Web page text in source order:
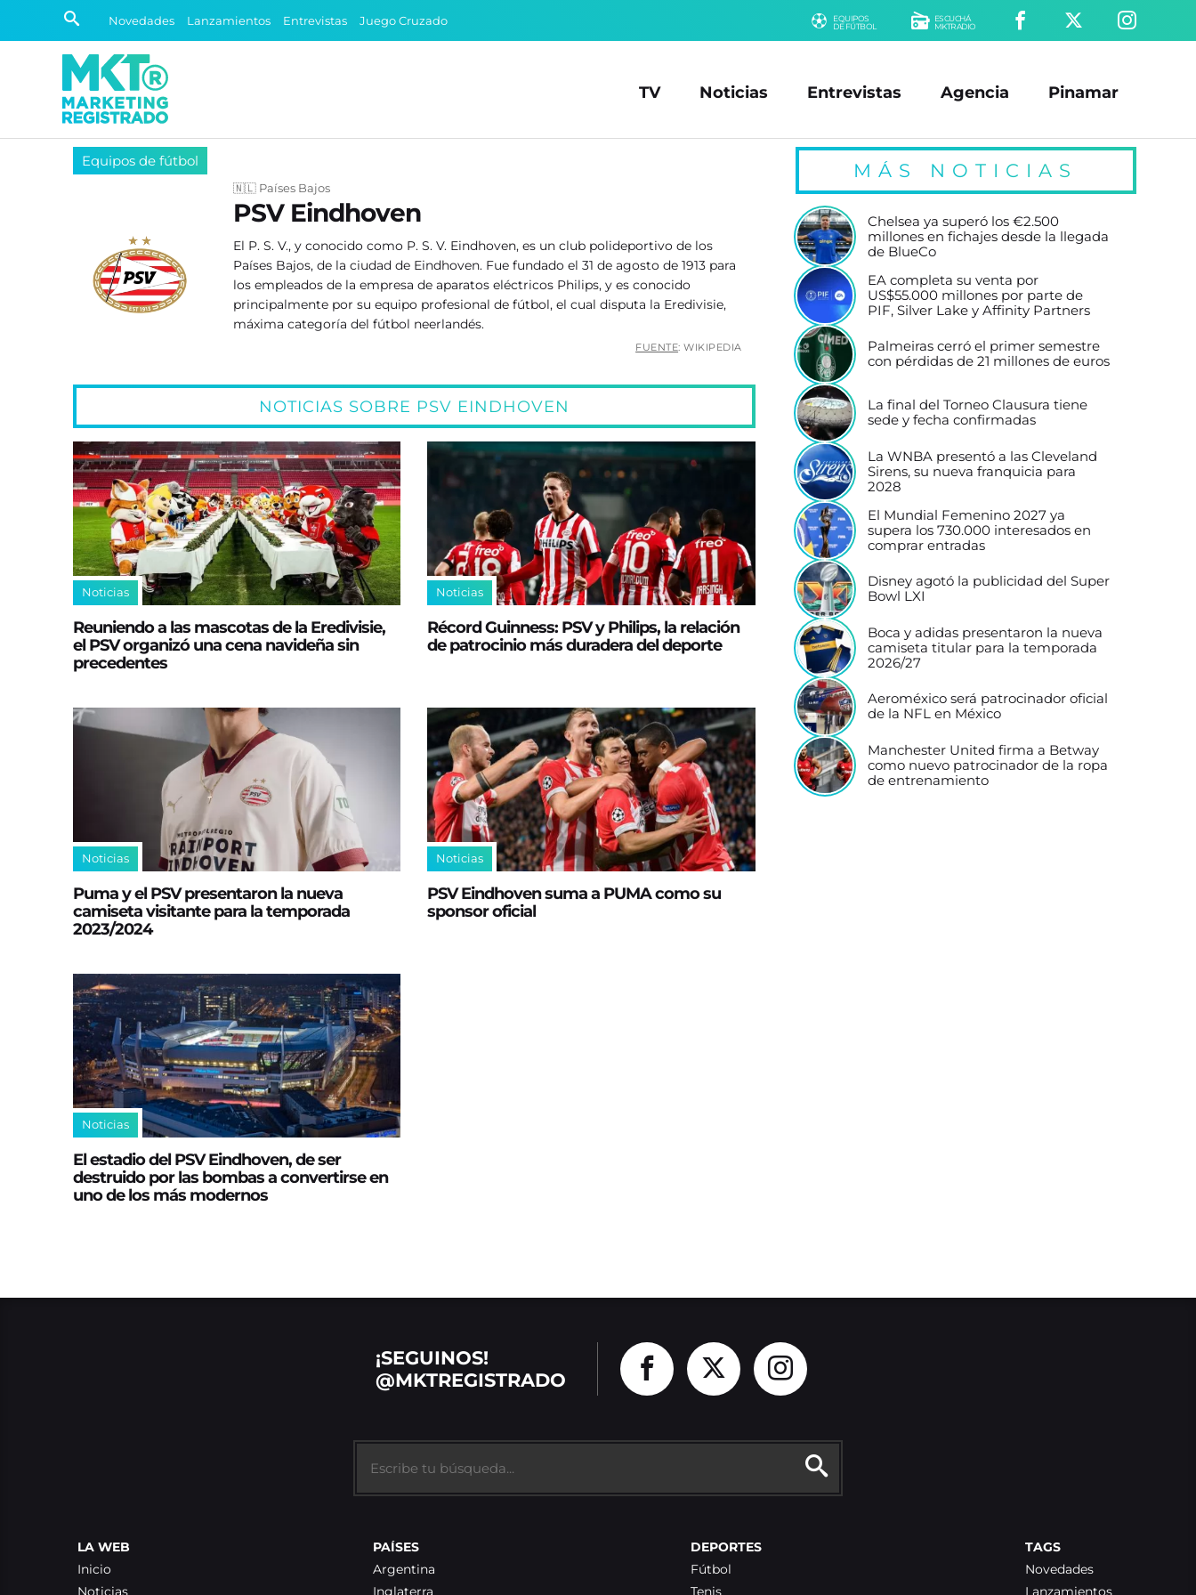
Novedades Lanzamientos Entrevistas Juego Cruzado
EQUIPOS
DE FÚTBOL
ESCUCHÁ
MKTRADIO
TV Noticias Entrevistas Agencia Pinamar
Equipos de fútbol
🇳🇱 Países Bajos
PSV Eindhoven
El P. S. V., y conocido como P. S. V. Eindhoven,​ es un club polideportivo de los
Países Bajos, de la ciudad de Eindhoven. Fue fundado el 31 de agosto de 1913 para
los empleados de la empresa de aparatos eléctricos Philips, y es conocido
principalmente por su equipo profesional de fútbol, el cual disputa la Eredivisie,
máxima categoría del fútbol neerlandés.
FUENTE: WIKIPEDIA
NOTICIAS SOBRE PSV EINDHOVEN
Noticias
Reuniendo a las mascotas de la Eredivisie,
el PSV organizó una cena navideña sin
precedentes
Noticias
Récord Guinness: PSV y Philips, la relación
de patrocinio más duradera del deporte
Noticias
Puma y el PSV presentaron la nueva
camiseta visitante para la temporada
2023/2024
Noticias
PSV Eindhoven suma a PUMA como su
sponsor oficial
Noticias
El estadio del PSV Eindhoven, de ser
destruido por las bombas a convertirse en
uno de los más modernos
MÁS NOTICIAS
Chelsea ya superó los €2.500
millones en fichajes desde la llegada
de BlueCo
EA completa su venta por
US$55.000 millones por parte de
PIF, Silver Lake y Affinity Partners
Palmeiras cerró el primer semestre
con pérdidas de 21 millones de euros
La final del Torneo Clausura tiene
sede y fecha confirmadas
La WNBA presentó a las Cleveland
Sirens, su nueva franquicia para
2028
El Mundial Femenino 2027 ya
supera los 730.000 interesados en
comprar entradas
Disney agotó la publicidad del Super
Bowl LXI
Boca y adidas presentaron la nueva
camiseta titular para la temporada
2026/27
Aeroméxico será patrocinador oficial
de la NFL en México
Manchester United firma a Betway
como nuevo patrocinador de la ropa
de entrenamiento
¡SEGUINOS!
@MKTREGISTRADO
LA WEB
Inicio
Noticias
PAÍSES
Argentina
Inglaterra
DEPORTES
Fútbol
Tenis
TAGS
Novedades
Lanzamientos